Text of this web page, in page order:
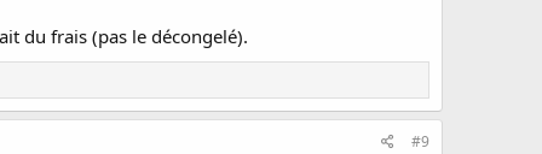
du frais (pas le décongelé).
#9